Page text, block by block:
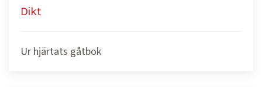
Dikt
Ur hjärtats gåtbok